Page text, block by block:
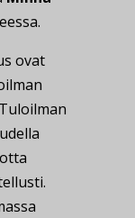
ovat